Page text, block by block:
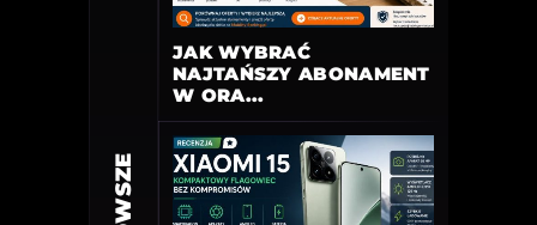
JAK WYBRAĆ
NAJTAŃSZY ABONAMENT
W ORA...